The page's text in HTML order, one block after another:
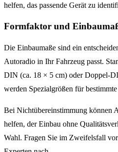
helfen, das passende Gerät zu
Formfaktor und
Die Einbaumaße sind ein
Autoradio in Ihr Fahrzeug passt.
DIN (ca. 18 × 5 cm) oder Doppel-
werden Spezialgrößen für
Bei Nichtübereinstimmung können
helfen, der Einbau ohne
Wahl. Fragen Sie im Zweifelsfall